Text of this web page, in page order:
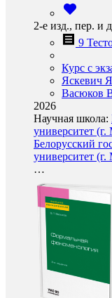
2-е изд., пер. и
9
Курс с
Яскевич
Васюков
2026
Научная школа:
университет
Белорусский
университет
…